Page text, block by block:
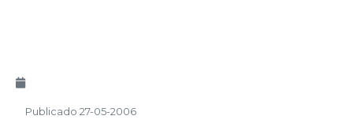
Publicado 27-05-2006